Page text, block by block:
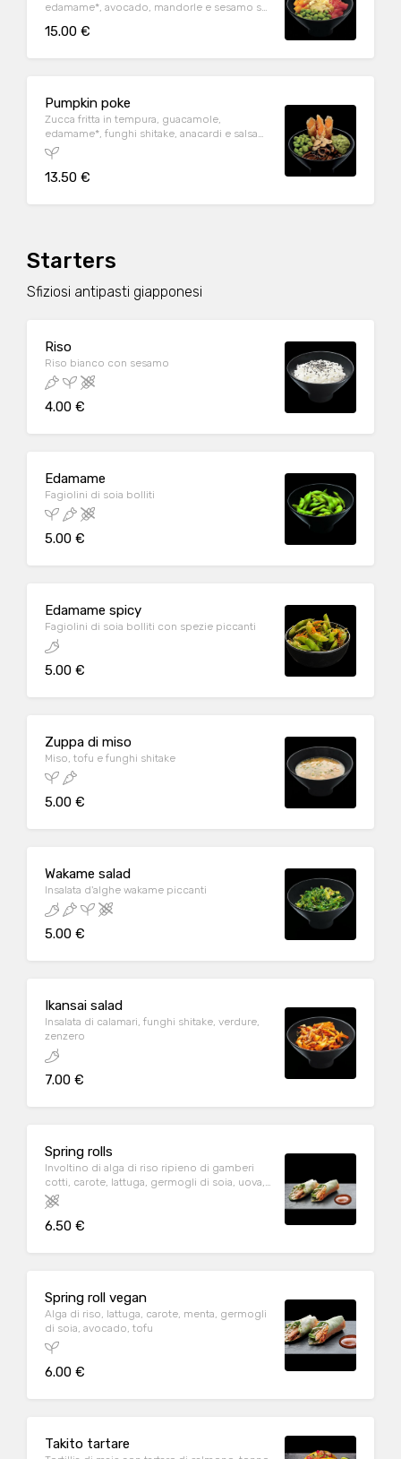
edamame*, avocado, mandorle e sesamo su
15.00 €
Pumpkin poke
Zucca fritta in tempura, guacamole,
edamame*, funghi shitake, anacardi e salsa
teriyaki su un letto di riso bianco
13.50 €
Starters
Sfiziosi antipasti giapponesi
Riso
Riso bianco con sesamo
4.00 €
Edamame
Fagiolini di soia bolliti
5.00 €
Edamame spicy
Fagiolini di soia bolliti con spezie piccanti
5.00 €
Zuppa di miso
Miso, tofu e funghi shitake
5.00 €
Wakame salad
Insalata d'alghe wakame piccanti
5.00 €
Ikansai salad
Insalata di calamari, funghi shitake, verdure,
zenzero
7.00 €
Spring rolls
Involtino di alga di riso ripieno di gamberi
cotti, carote, lattuga, germogli di soia, uova,
mayo, salsa agrodolce, menta
6.50 €
Spring roll vegan
Alga di riso, lattuga, carote, menta, germogli
di soia, avocado, tofu
6.00 €
Takito tartare